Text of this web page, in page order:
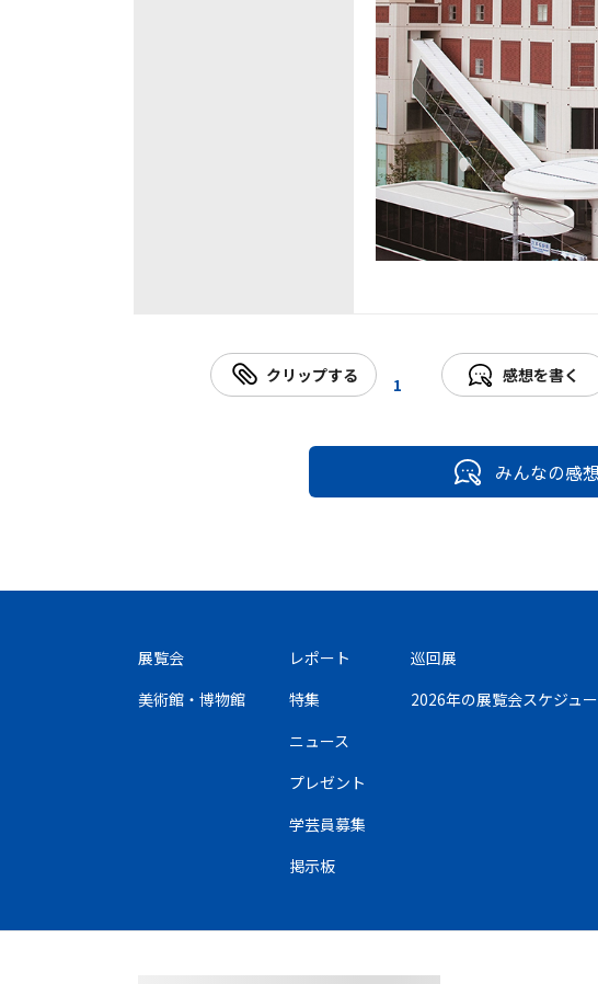
クリップする 1 感想を書く
みんなの感想
展覧会
美術館・博物館
レポート
特集
ニュース
プレゼント
学芸員募集
掲示板
巡回展
2026年の展覧会スケジュ